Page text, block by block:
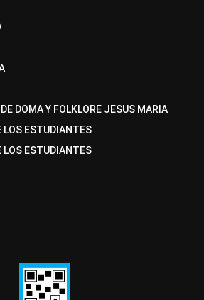
DOMA Y FOLKLORE JESUS MARIA
LOS ESTUDIANTES
LOS ESTUDIANTES